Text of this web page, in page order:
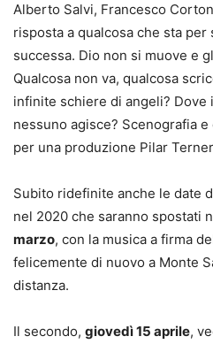
Alberto Salvi, Francesco
risposta a qualcosa che sta
successa. Dio non si muove e
Qualcosa non va, qualcosa
infinite schiere di angeli? Dove
nessuno agisce? Scenografia
per una produzione Pilar
Subito ridefinite anche le date
nel 2020 che saranno spostati
marzo, con la musica a firma
felicemente di nuovo a Monte
distanza.
Il secondo, giovedì 15 aprile,